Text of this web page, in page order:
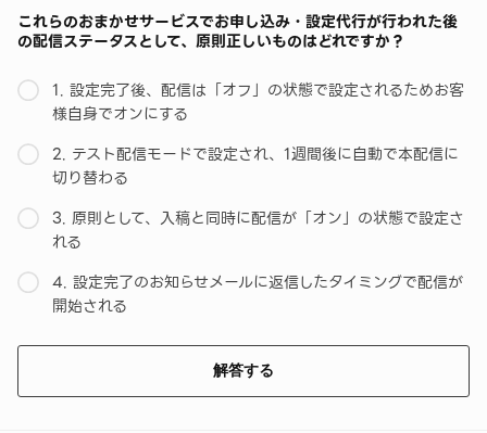
これらのおまかせサービスでお申し込み・設定代行が行われた後
の配信ステータスとして、原則正しいものはどれですか？
1. 設定完了後、配信は「オフ」の状態で設定されるためお客
様自身でオンにする
2. テスト配信モードで設定され、1週間後に自動で本配信に
切り替わる
3. 原則として、入稿と同時に配信が「オン」の状態で設定さ
れる
4. 設定完了のお知らせメールに返信したタイミングで配信が
開始される
解答する